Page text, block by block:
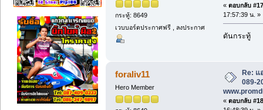
กระทู้: 8649
เวบบอร์ดประกาศฟรี , ลงประกาศ
« ตอบกลับ
17:57:39 น. »
ดันกระทู้
foraliv11
Hero Member
Re: แ
089-
« ตอบกลับ